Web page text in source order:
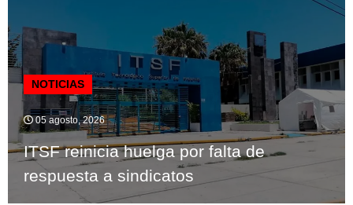
NOTICIAS
05 agosto, 2026
ITSF reinicia huelga por falta de
respuesta a sindicatos